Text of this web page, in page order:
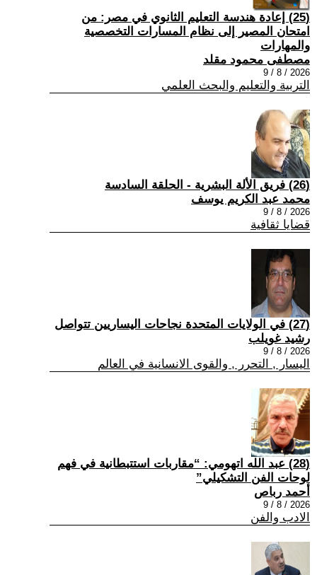
(25) إعادة هندسة التعليم الثانوي في مصر: من
امتحان المصير إلى نظام المسارات التخصصية
والمهارات
مصطفى محمود مقلد
2026 / 8 / 9
التربية والتعليم والبحث العلمي
(26) فريق الألة البشرية - الحلقة السادسة
محمد عبد الكريم يوسف
2026 / 8 / 9
قضايا ثقافية
(27) في الولايات المتحدة نجاحات اليساريين تتواصل
رشيد غويلب
2026 / 8 / 9
اليسار , التحرر , والقوى الانسانية في العالم
(28) عبد الله اتهومي: “مقاربات استتبطانية في فهم
لوحات الفن التشكيلي”
أحمد رباص
2026 / 8 / 9
الادب والفن